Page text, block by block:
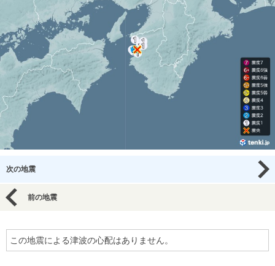
次の地震
前の地震
この地震による津波の心配はありません。